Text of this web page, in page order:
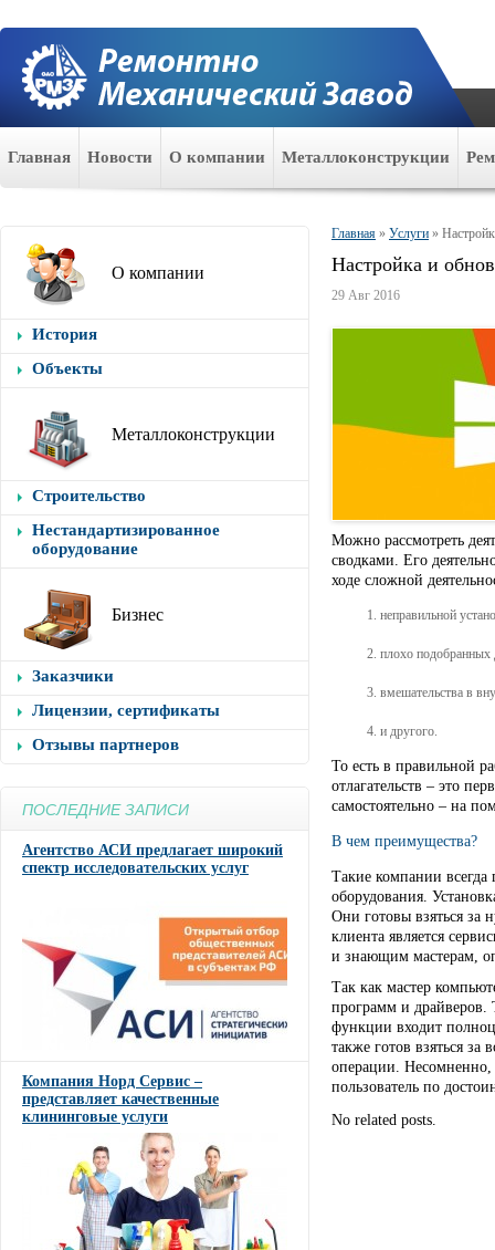
Главная Новости О компании Металлоконструкции
О компании
История
Объекты
Металлоконструкции
Строительство
Нестандартизированное
оборудование
Бизнес
Заказчики
Лицензии, сертификаты
Отзывы партнеров
ПОСЛЕДНИЕ ЗАПИСИ
Агентство АСИ предлагает широкий
спектр исследовательских услуг
Компания Норд Сервис –
представляет качественные
клининговые услуги
Главная » Услуги »
Настройка и
29 Авг 2016
Можно рассмотреть
сводками. Его
ходе сложной
неправильной
плохо
вмешательства в
и другого.
То есть в правильной
отлагательств – это
самостоятельно – на
В чем преимущества?
Такие компании всегда
оборудования.
Они готовы взяться за
клиента является
и знающим мастерам,
Так как мастер
программ и драйверов.
функции входит
также готов взяться
операции.
пользователь по
No related posts.